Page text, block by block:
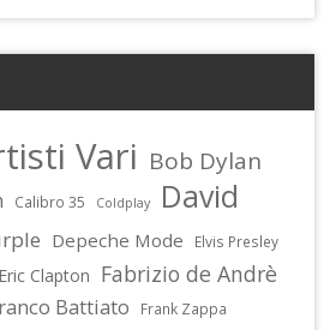
Vari Bob Dylan
Calibro 35 Coldplay
David
Depeche Mode Elvis Presley
Eric Clapton Fabrizio de Andrè
Battiato Frank Zappa